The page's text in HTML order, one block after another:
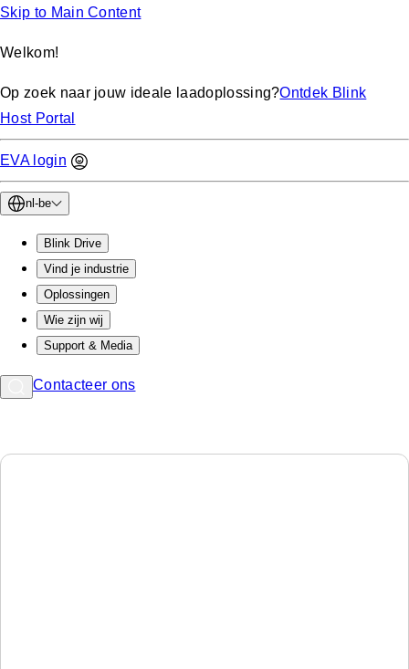
Skip to Main Content
Welkom!
Op zoek naar jouw ideale laadoplossing?Ontdek Blink
Host Portal
EVA login
nl-be
Blink Drive
Vind je industrie
Oplossingen
Wie zijn wij
Support & Media
Contacteer ons